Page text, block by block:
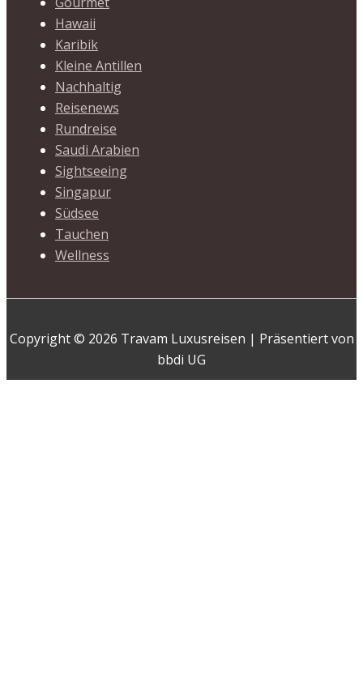
Hawaii
Karibik
Kleine Antillen
Nachhaltig
Reisenews
Rundreise
Saudi Arabien
Sightseeing
Singapur
Südsee
Tauchen
Wellness
Copyright © 2026 Travam Luxusreisen | Präsentiert von
bbdi UG